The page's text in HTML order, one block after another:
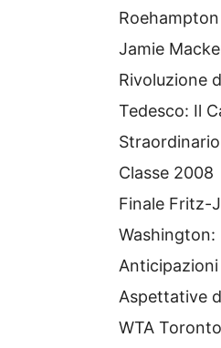
Roehampton
Jamie
Rivoluzione
Tedesco: Il
Classe 2008
Finale Fritz-
Washington:
Anticipazioni
Aspettative
WTA